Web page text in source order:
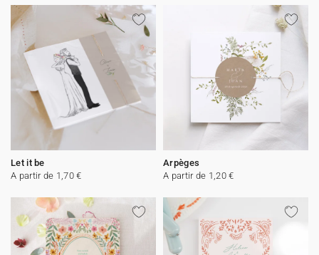
Let it be
A partir de 1,70 €
Arpèges
A partir de 1,20 €